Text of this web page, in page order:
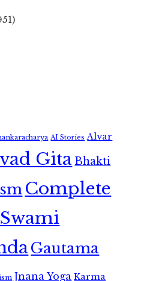
AI Stories Alvar
GitaBhakti
Complete
Gautama
Jnana Yoga Karma